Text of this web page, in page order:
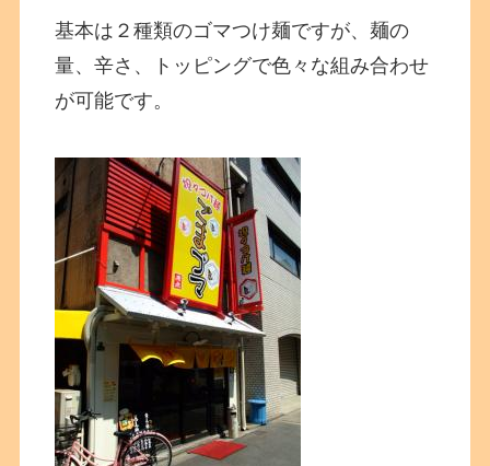
基本は２種類のゴマつけ麺ですが、麺の
量、辛さ、トッピングで色々な組み合わせ
が可能です。